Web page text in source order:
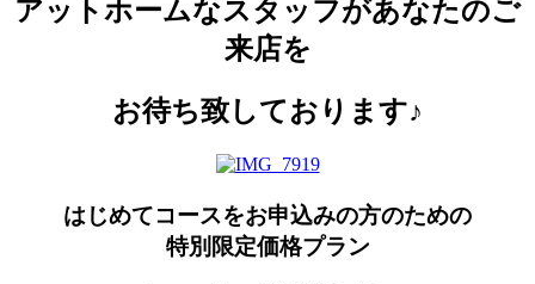
アットホームなスタッフがあなたのご
来店を
お待ち致しております♪
はじめてコースをお申込みの方のための
特別限定価格プラン